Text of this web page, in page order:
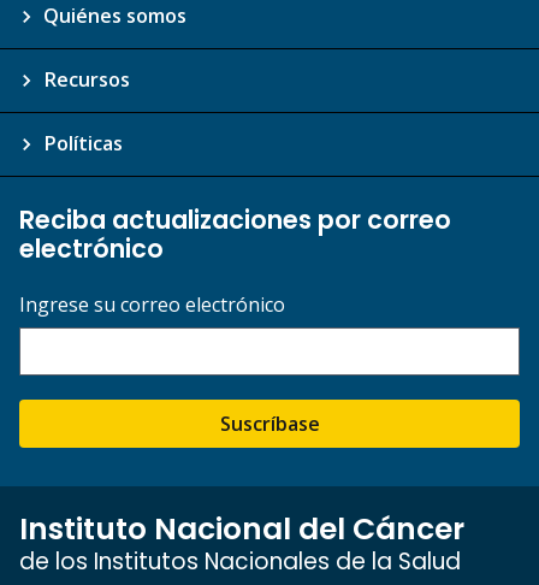
Quiénes somos
Recursos
Políticas
Reciba actualizaciones por correo
electrónico
Ingrese su correo electrónico
Suscríbase
Instituto Nacional del Cáncer
de los Institutos Nacionales de la Salud